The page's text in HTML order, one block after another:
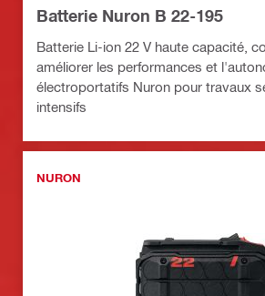
Batterie Nuron B 22-195
Batterie Li-ion 22 V haute capacité,
améliorer les performances et
électroportatifs Nuron pour travaux
intensifs
NURON